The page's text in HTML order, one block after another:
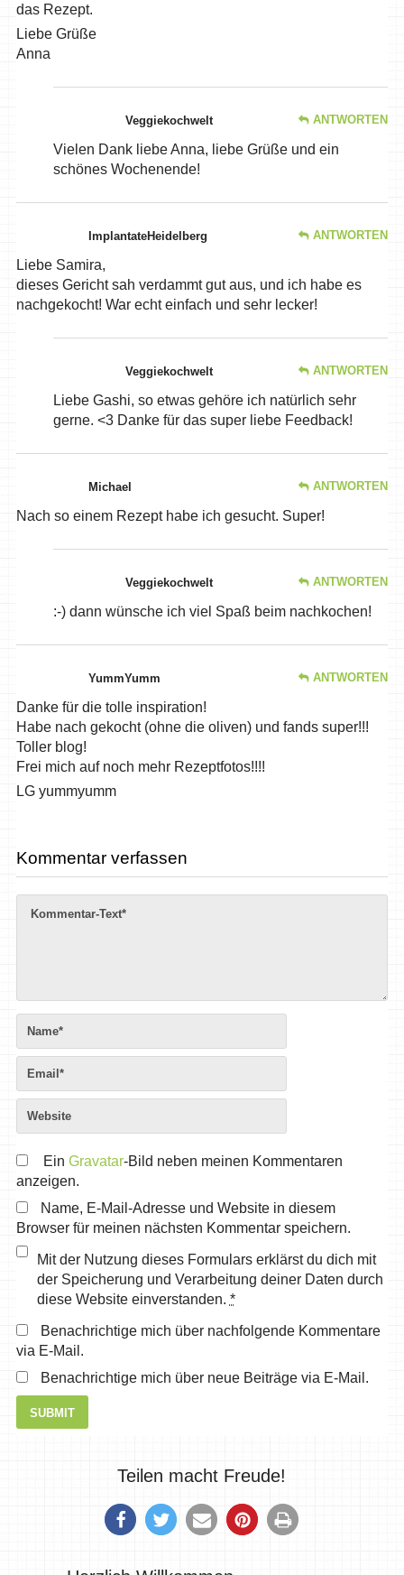
das Rezept.
Liebe Grüße
Anna
Veggiekochwelt ANTWORTEN
Vielen Dank liebe Anna, liebe Grüße und ein
schönes Wochenende!
ImplantateHeidelberg ANTWORTEN
Liebe Samira,
dieses Gericht sah verdammt gut aus, und ich habe es
nachgekocht! War echt einfach und sehr lecker!
Veggiekochwelt ANTWORTEN
Liebe Gashi, so etwas gehöre ich natürlich sehr
gerne. <3 Danke für das super liebe Feedback!
Michael ANTWORTEN
Nach so einem Rezept habe ich gesucht. Super!
Veggiekochwelt ANTWORTEN
:-) dann wünsche ich viel Spaß beim nachkochen!
YummYumm ANTWORTEN
Danke für die tolle inspiration!
Habe nach gekocht (ohne die oliven) und fands super!!!
Toller blog!
Frei mich auf noch mehr Rezeptfotos!!!!
LG yummyumm
Kommentar verfassen
Ein Gravatar-Bild neben meinen Kommentaren
anzeigen.
Name, E-Mail-Adresse und Website in diesem
Browser für meinen nächsten Kommentar speichern.
Mit der Nutzung dieses Formulars erklärst du dich mit
der Speicherung und Verarbeitung deiner Daten durch
diese Website einverstanden. *
Benachrichtige mich über nachfolgende Kommentare
via E-Mail.
Benachrichtige mich über neue Beiträge via E-Mail.
Teilen macht Freude!